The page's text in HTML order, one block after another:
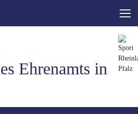
Ehrenamts in